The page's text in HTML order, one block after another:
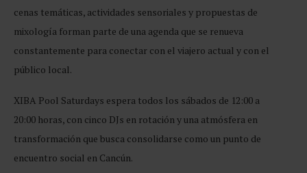
cenas temáticas, actividades sensoriales y propuestas de
mixología forman parte de una agenda que se renueva
constantemente para conectar con el viajero actual y con el
público local.
XIBA Pool Saturdays espera todos los sábados de 12:00 a
20:00 horas, con cinco DJs en rotación y una atmósfera en
transformación que busca consolidarse como un punto de
encuentro social en Cancún.